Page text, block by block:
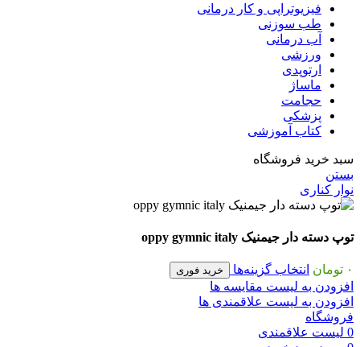
فیزیوتراپی و کار درمانی
طب سوزنی
آب درمانی
ورزشی
ارتوپدی
ماساژ
حجامت
پزشکی
کتاب آموزشی
سبد خرید فروشگاه
بستن
نوار کناری
توپ دسته دار جیمنیک oppy gymnic italy
۰ تومان انتخاب گزینه‌ها خرید فوری
افزودن به لیست مقایسه ها
افزودن به لیست علاقمندی ها
فروشگاه
0 لیست علاقمندی